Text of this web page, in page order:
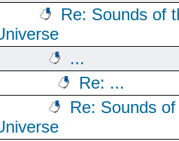
Re: Sounds of
...
Re: ...
Re: Sounds